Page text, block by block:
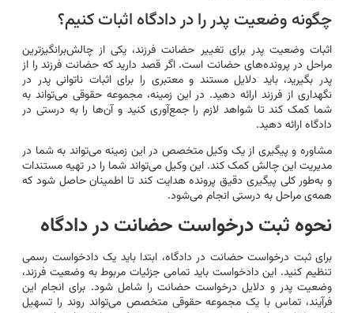
چگونه وضعیت پدر را در دادگاه اثبات کنیم؟
اثبات وضعیت پدر برای تغییر حضانت فرزند، یکی از چالش‌برانگیزترین
مراحل در پرونده‌های حضانت است. اگر قصد دارید که حضانت فرزند را از
پدر بگیرید، باید دلایل مستند و معتبری را برای اثبات ناتوانی پدر در
نگهداری از فرزند ارائه دهید. در این زمینه، مجموعه حقوقی می‌تواند به
شما کمک کند تا شواهد لازم را جمع‌آوری کنید و آن‌ها را به درستی در
دادگاه ارائه دهید.
مشاوره و پیگیری از یک وکیل متخصص در این زمینه می‌تواند به شما در
مدیریت این چالش کمک کند. این وکیل می‌تواند شما را در تهیه مستندات
و به‌طور کلی پیگیری دقیق پرونده هدایت کند تا اطمینان حاصل شود که
همه‌ی مراحل به درستی انجام می‌شود.
نحوه ثبت درخواست حضانت در دادگاه
برای ثبت درخواست حضانت در دادگاه، ابتدا باید یک دادخواست رسمی
تنظیم کنید. این دادخواست باید تمامی جزئیات مربوط به وضعیت فرزند،
وضعیت پدر و دلایل درخواست حضانت را شامل شود. برای انجام این
فرآیند، تماس با یک مجموعه حقوقی متخصص می‌تواند روند را تسهیل